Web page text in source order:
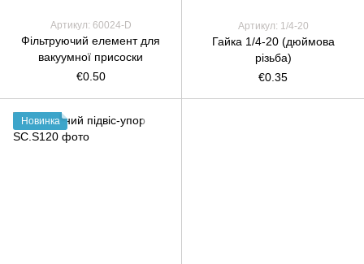
Артикул: 60024-D
Фільтруючий елемент для
вакуумної присоски
€0.50
Артикул: 1/4-20
Гайка 1/4-20 (дюймова
різьба)
€0.35
Новинка